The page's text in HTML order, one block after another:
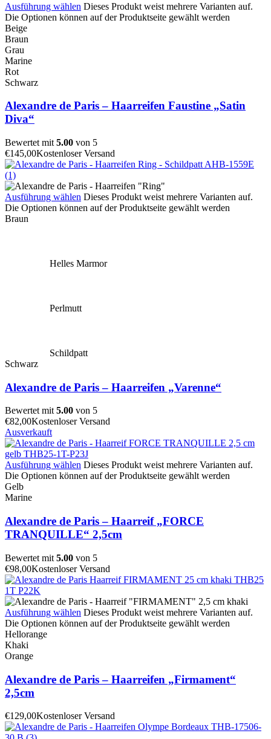
Ausführung wählen Dieses Produkt weist mehrere Varianten auf.
Die Optionen können auf der Produktseite gewählt werden
Beige
Braun
Grau
Marine
Rot
Schwarz
Alexandre de Paris – Haarreifen Faustine „Satin
Diva“
Bewertet mit 5.00 von 5
€145,00Kostenloser Versand
Ausführung wählen Dieses Produkt weist mehrere Varianten auf.
Die Optionen können auf der Produktseite gewählt werden
Braun
Helles Marmor
Perlmutt
Schildpatt
Schwarz
Alexandre de Paris – Haarreifen „Varenne“
Bewertet mit 5.00 von 5
€82,00Kostenloser Versand
Ausverkauft
Ausführung wählen Dieses Produkt weist mehrere Varianten auf.
Die Optionen können auf der Produktseite gewählt werden
Gelb
Marine
Alexandre de Paris – Haarreif „FORCE
TRANQUILLE“ 2,5cm
Bewertet mit 5.00 von 5
€98,00Kostenloser Versand
Ausführung wählen Dieses Produkt weist mehrere Varianten auf.
Die Optionen können auf der Produktseite gewählt werden
Hellorange
Khaki
Orange
Alexandre de Paris – Haarreifen „Firmament“
2,5cm
€129,00Kostenloser Versand